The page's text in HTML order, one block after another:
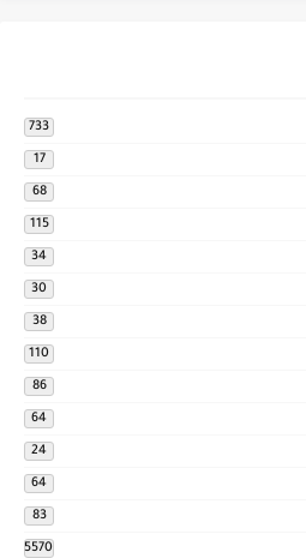
733
17
68
115
34
30
38
110
86
64
24
64
83
5570